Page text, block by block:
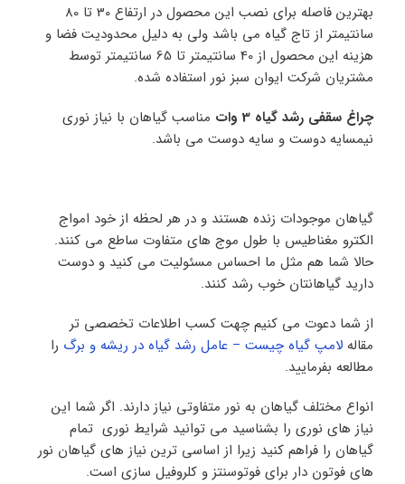
بهترین فاصله برای نصب این محصول در ارتفاع 30 تا 80
سانتیمتر از تاج گیاه می باشد ولی به دلیل محدودیت فضا و
هزینه این محصول از 40 سانتیمتر تا 65 سانتیمتر توسط
مشتریان شرکت ایوان سبز نور استفاده شده.
چراغ سقفی رشد گیاه 3 وات
مناسب گیاهان با نیاز نوری
نیمسایه دوست و سایه دوست می باشد.
گیاهان موجودات زنده هستند و در هر لحظه از خود امواج
الکترو مغناطیس با طول موج های متفاوت ساطع می کنند.
حالا شما هم مثل ما احساس مسئولیت می کنید و دوست
دارید گیاهانتان خوب رشد کنند.
از شما دعوت می کنیم چهت کسب اطلاعات تخصصی تر
مقاله لامپ گیاه چیست – عامل رشد گیاه در ریشه و برگ را
مطالعه بفرمایید.
انواع مختلف گیاهان به نور متفاوتی نیاز دارند. اگر شما این
نیاز های نوری را بشناسید می توانید شرایط نوری تمام
گیاهان را فراهم کنید زیرا از اساسی ترین نیاز های گیاهان نور
های فوتون دار برای فوتوسنتز و کلروفیل سازی است.